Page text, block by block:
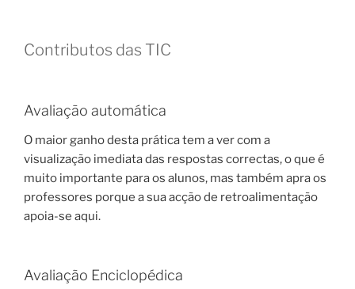
Contributos das TIC
Avaliação automática
O maior ganho desta prática tem a ver com a
visualização imediata das respostas correctas, o que é
muito importante para os alunos, mas também apra os
professores porque a sua acção de retroalimentação
apoia-se aqui.
Avaliação Enciclopédica